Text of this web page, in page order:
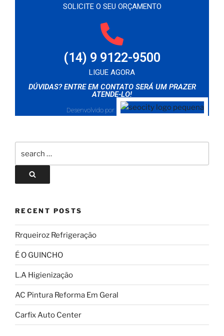
SOLICITE O SEU ORÇAMENTO
(14) 9 9122-9500
LIGUE AGORA
DÚVIDAS? ENTRE EM CONTATO SERÁ UM PRAZER
ATENDE-LO!
Desenvolvido por:
RECENT POSTS
Rrqueiroz Refrigeração
É O GUINCHO
L.A Higienização
AC Pintura Reforma Em Geral
Carfix Auto Center